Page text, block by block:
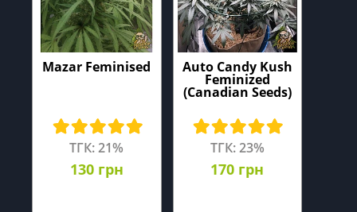
Mazar Feminised
ТГК: 21%
130 грн
Auto Candy Kush
Feminized
(Canadian Seeds)
ТГК: 23%
170 грн